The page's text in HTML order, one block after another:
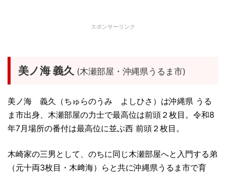
スポンサーリンク
美ノ海 義久 (木瀬部屋・沖縄県うるま市)
美ノ海 義久（ちゅらのうみ よしひさ）は沖縄県 うる
ま市出身、木瀬部屋の力士で最高位は前頭２枚目。令和8
年7月場所の番付は最高位に並ぶ西 前頭２枚目。
木崎家の三男として、のちに同じ木瀬部屋へと入門する弟
（元十両3枚目・木﨑海）らと共に沖縄県うるま市で育